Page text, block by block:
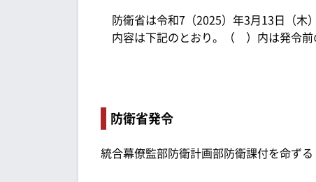
防衛省は令和7（2025）年3月13日（木
内容は下記のとおり。（ ）内は発令前
防衛省発令
統合幕僚監部防衛計画部防衛課付を命ずる